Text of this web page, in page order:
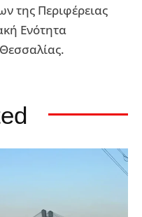
της Περιφέρειας
Ενότητα